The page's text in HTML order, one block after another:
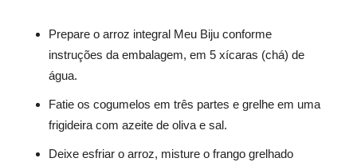
Prepare o arroz integral Meu Biju conforme
instruções da embalagem, em 5 xícaras (chá) de
água.
Fatie os cogumelos em três partes e grelhe em uma
frigideira com azeite de oliva e sal.
Deixe esfriar o arroz, misture o frango grelhado